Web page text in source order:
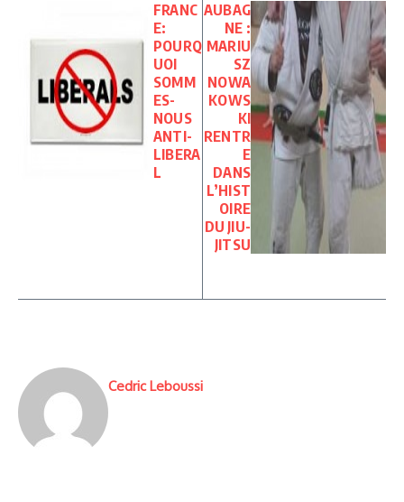
FRANC
E:
POURQ
UOI
SOMM
ES-
NOUS
ANTI-
LIBERA
L
AUBAG
NE :
MARIU
SZ
NOWA
KOWS
KI
RENTR
E
DANS
L’HIST
OIRE
DU JIU-
JITSU
Cedric Leboussi